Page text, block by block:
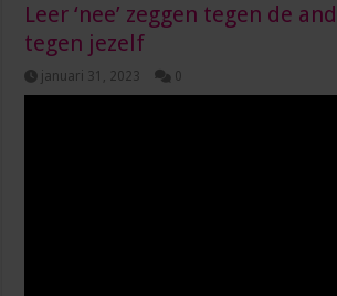
Leer ‘nee’ zeggen tegen de
tegen jezelf
januari 31, 2023 0